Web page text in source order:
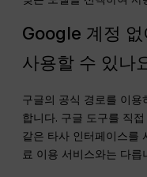
Google 계정
사용할 수 있나
구글의 공식 경로를 이용
합니다. 구글 도구를 직
같은 타사 인터페이스를
료 이용 서비스와는 다릅